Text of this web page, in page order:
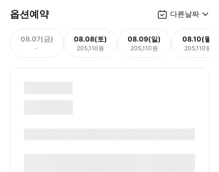
옵션예약 다른날짜
08.07(금)
-
08.08(토)
205,110원
08.09(일)
205,110원
08.10(월)
205,110원